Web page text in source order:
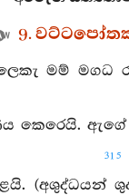
9.
මම්
කෙරෙයි.
315